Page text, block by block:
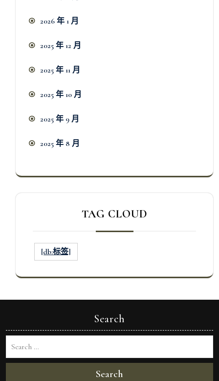
2026 年 1 月
2025 年 12 月
2025 年 11 月
2025 年 10 月
2025 年 9 月
2025 年 8 月
TAG CLOUD
[db:标签]
Search
Search